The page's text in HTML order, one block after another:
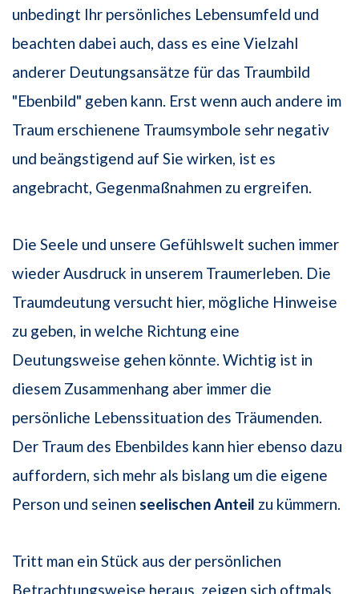
unbedingt Ihr persönliches Lebensumfeld und
beachten dabei auch, dass es eine Vielzahl
anderer Deutungsansätze für das Traumbild
"Ebenbild" geben kann. Erst wenn auch andere im
Traum erschienene Traumsymbole sehr negativ
und beängstigend auf Sie wirken, ist es
angebracht, Gegenmaßnahmen zu ergreifen.
Die Seele und unsere Gefühlswelt suchen immer
wieder Ausdruck in unserem Traumerleben. Die
Traumdeutung versucht hier, mögliche Hinweise
zu geben, in welche Richtung eine
Deutungsweise gehen könnte. Wichtig ist in
diesem Zusammenhang aber immer die
persönliche Lebenssituation des Träu­menden.
Der Traum des Ebenbildes kann hier ebenso dazu
auffordern, sich mehr als bislang um die eigene
Person und seinen seelischen Anteil zu kümmern.
Tritt man ein Stück aus der persönlichen
Betrachtungsweise heraus, zeigen sich oft­mals